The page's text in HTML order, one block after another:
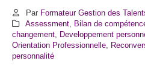
Par Formateur Gestion des
Assessment, Bilan de
changement
Developpement
Orientation Professionnelle
personnalité